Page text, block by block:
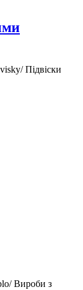
Підвіски
Вироби з